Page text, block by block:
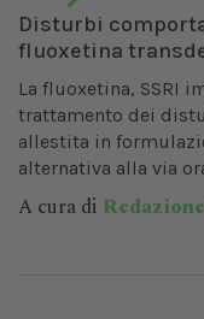
Disturbi
fluoxetina
La fluoxetina, SSRI
trattamento dei
allestita in
alternativa alla via
A cura di